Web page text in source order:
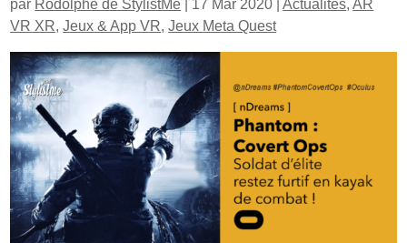
par Rodolphe de StylistMe 17 Mar 2020 |Actualités,AR
VR XR,Jeux & App VR,Jeux Meta Quest